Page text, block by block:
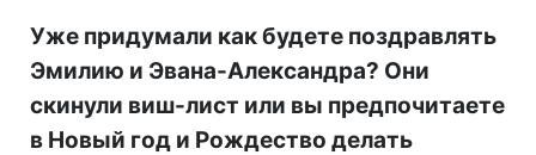
Уже придумали как будете поздравлять
Эмилию и Эвана-Александра? Они
скинули виш-лист или вы предпочитаете
в Новый год и Рождество делать